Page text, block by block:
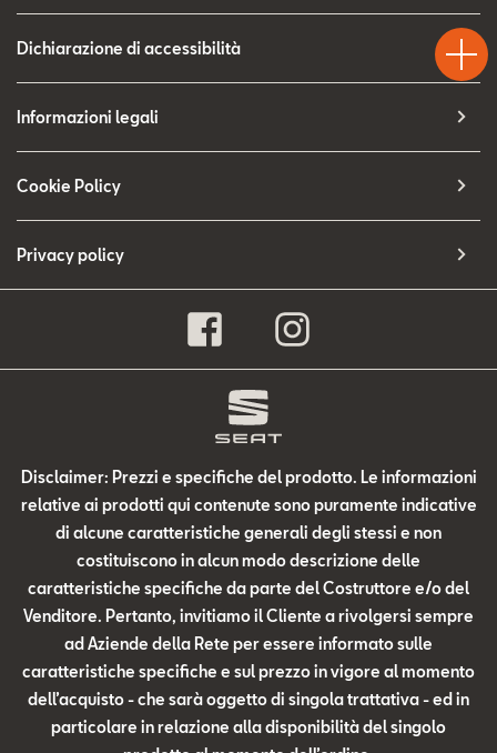
Dichiarazione di accessibilità
Informazioni legali
Cookie Policy
Privacy policy
Disclaimer: Prezzi e specifiche del prodotto. Le informazioni
relative ai prodotti qui contenute sono puramente indicative
di alcune caratteristiche generali degli stessi e non
costituiscono in alcun modo descrizione delle
caratteristiche specifiche da parte del Costruttore e/o del
Venditore. Pertanto, invitiamo il Cliente a rivolgersi sempre
ad Aziende della Rete per essere informato sulle
caratteristiche specifiche e sul prezzo in vigore al momento
dell’acquisto - che sarà oggetto di singola trattativa - ed in
particolare in relazione alla disponibilità del singolo
Test
Drive
Chiama